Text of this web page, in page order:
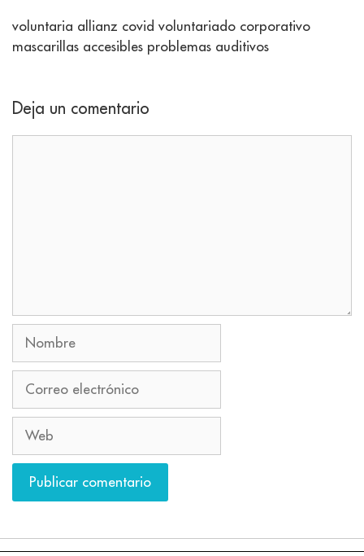
voluntaria allianz covid voluntariado corporativo
mascarillas accesibles problemas auditivos
Deja un comentario